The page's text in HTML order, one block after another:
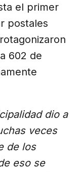
el primer
postales
602 de
dio a
veces
de los
eso se